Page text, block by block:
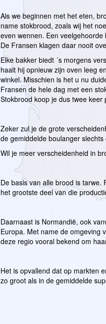
Als we beginnen met het eten,
name stokbrood, zoals wij het
even wennen. Een
De Fransen klagen daar nooit
Elke bakker biedt ´s morgens
haalt hij opnieuw zijn oven leeg
winkel. Misschien is het u nu
Fransen de hele dag met een
Stokbrood koop je dus twee keer
Zeker zul je de grote
de gemiddelde boulanger
Wil je meer verscheidenheid in
De basis van alle brood is
het grootste deel van die
Daarnaast is Normandië, ook
Europa. Met name de omgeving
deze regio vooral bekend om
Het is opvallend dat op markten
zo groot als in de gemiddelde